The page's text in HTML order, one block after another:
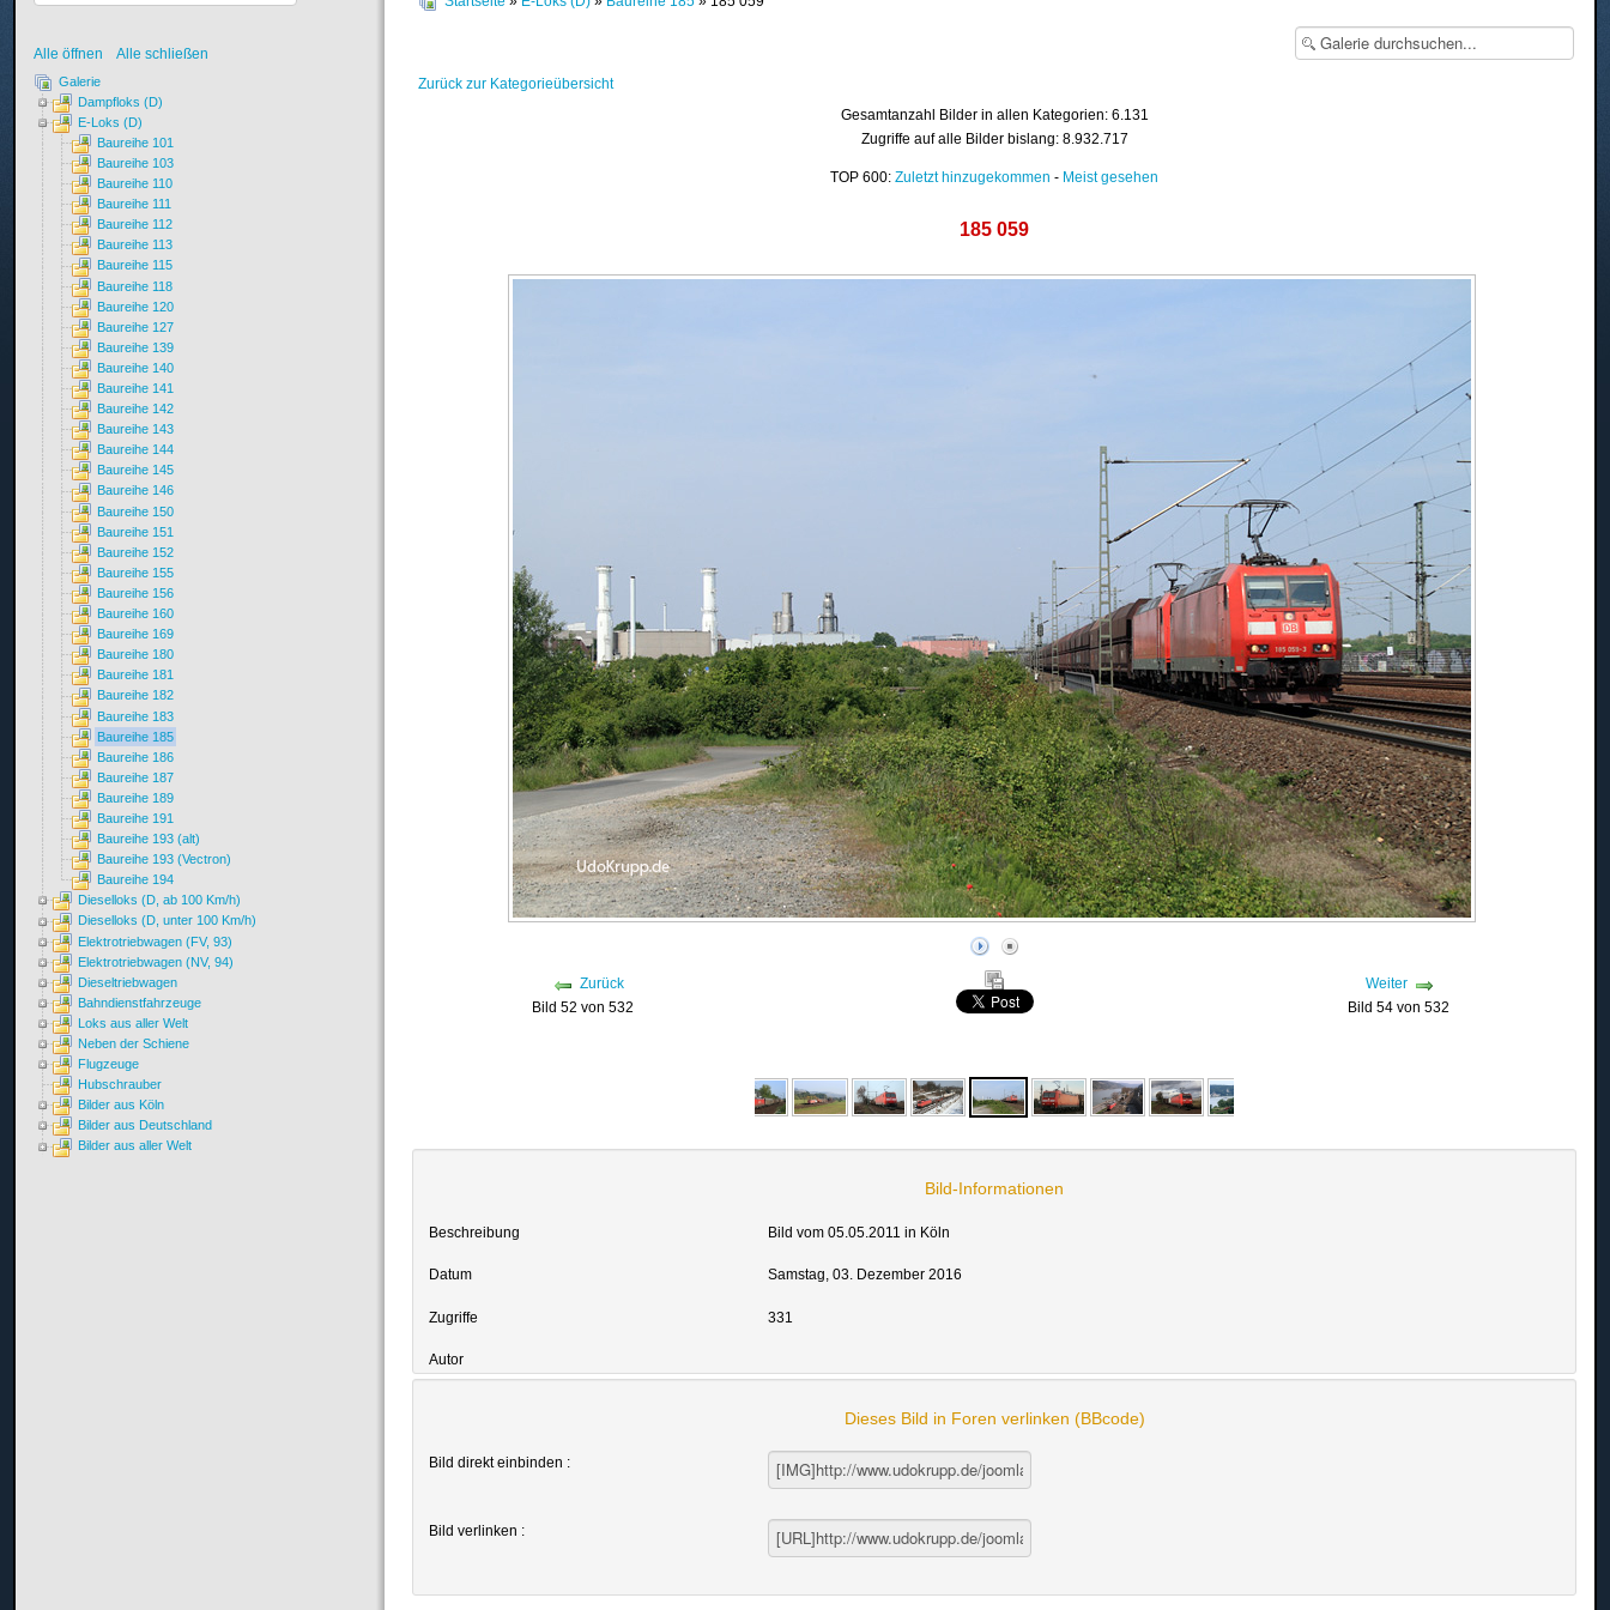
Zurück zur Kategorieübersicht
Gesamtanzahl Bilder in allen Kategorien: 6.131
Zugriffe auf alle Bilder bislang: 8.932.717
TOP 600:Zuletzt hinzugekommen - Meist gesehen
185 059
Zurück
Bild 52 von 532
Weiter
Bild 54 von 532
Bild-Informationen
Beschreibung Bild vom 05.05.2011 in Köln
Datum Samstag, 03. Dezember 2016
Zugriffe 331
Autor
Dieses Bild in Foren verlinken (BBcode)
Bild direkt einbinden :
Bild verlinken :
Alle öffnen Alle schließen
Galerie
Dampfloks (D)
E-Loks (D)
Baureihe 101
Baureihe 103
Baureihe 110
Baureihe 111
Baureihe 112
Baureihe 113
Baureihe 115
Baureihe 118
Baureihe 120
Baureihe 127
Baureihe 139
Baureihe 140
Baureihe 141
Baureihe 142
Baureihe 143
Baureihe 144
Baureihe 145
Baureihe 146
Baureihe 150
Baureihe 151
Baureihe 152
Baureihe 155
Baureihe 156
Baureihe 160
Baureihe 169
Baureihe 180
Baureihe 181
Baureihe 182
Baureihe 183
Baureihe 185
Baureihe 186
Baureihe 187
Baureihe 189
Baureihe 191
Baureihe 193 (alt)
Baureihe 193 (Vectron)
Baureihe 194
Dieselloks (D, ab 100 Km/h)
Dieselloks (D, unter 100 Km/h)
Elektrotriebwagen (FV, 93)
Elektrotriebwagen (NV, 94)
Dieseltriebwagen
Bahndienstfahrzeuge
Loks aus aller Welt
Neben der Schiene
Flugzeuge
Hubschrauber
Bilder aus Köln
Bilder aus Deutschland
Bilder aus aller Welt